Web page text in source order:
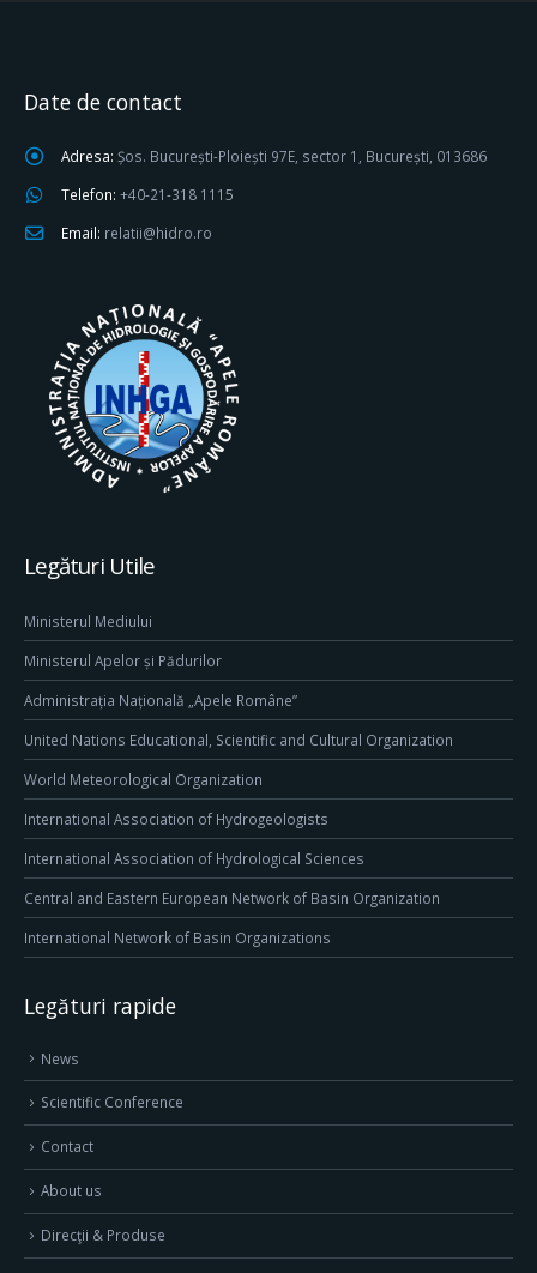
Date de contact
Adresa: Șos. București-Ploiești 97E, sector 1, București, 013686
Telefon: +40-21-318 1115
Email: relatii@hidro.ro
Legături Utile
Ministerul Mediului
Ministerul Apelor și Pădurilor
Administrația Națională „Apele Române”
United Nations Educational, Scientific and Cultural Organization
World Meteorological Organization
International Association of Hydrogeologists
International Association of Hydrological Sciences
Central and Eastern European Network of Basin Organization
International Network of Basin Organizations
Legături rapide
News
Scientific Conference
Contact
About us
Direcţii & Produse